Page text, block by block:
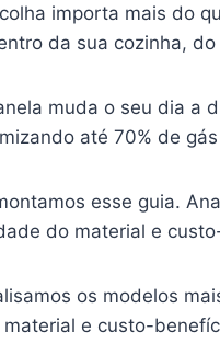
importa mais do
da sua cozinha,
muda o seu dia a
até 70% de
esse guia.
do material e
os modelos
e custo-